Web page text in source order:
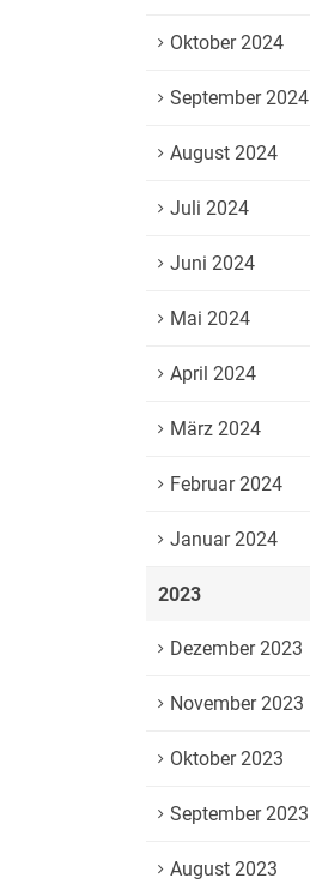
Oktober 2024
September 2024
August 2024
Juli 2024
Juni 2024
Mai 2024
April 2024
März 2024
Februar 2024
Januar 2024
2023
Dezember 2023
November 2023
Oktober 2023
September 2023
August 2023